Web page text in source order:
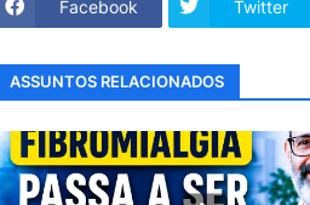
Facebook Twitter
ASSUNTOS RELACIONADOS